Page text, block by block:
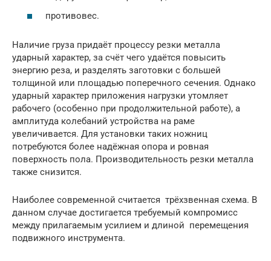
противовес.
Наличие груза придаёт процессу резки металла
ударный характер, за счёт чего удаётся повысить
энергию реза, и разделять заготовки с большей
толщиной или площадью поперечного сечения. Однако
ударный характер приложения нагрузки утомляет
рабочего (особенно при продолжительной работе), а
амплитуда колебаний устройства на раме
увеличивается. Для установки таких ножниц
потребуются более надёжная опора и ровная
поверхность пола. Производительность резки металла
также снизится.
Наиболее современной считается трёхзвенная схема. В
данном случае достигается требуемый компромисс
между прилагаемым усилием и длиной перемещения
подвижного инструмента.